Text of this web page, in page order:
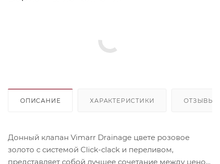
ОПИСАНИЕ ХАРАКТЕРИСТИКИ ОТЗЫВЫ
Донный клапан Vimarr Drainage цвете розовое
золото с системой Click-clack и переливом,
представляет собой лучшее сочетание между ценой